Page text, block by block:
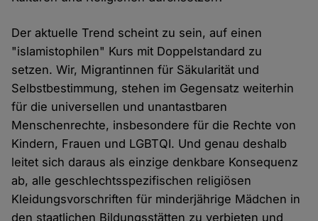
Der aktuelle Trend scheint zu sein, auf einen
"islamistophilen" Kurs mit Doppelstandard zu
setzen. Wir, Migrantinnen für Säkularität und
Selbstbestimmung, stehen im Gegensatz weiterhin
für die universellen und unantastbaren
Menschenrechte, insbesondere für die Rechte von
Kindern, Frauen und LGBTQI. Und genau deshalb
leitet sich daraus als einzige denkbare Konsequenz
ab, alle geschlechtsspezifischen religiösen
Kleidungsvorschriften für minderjährige Mädchen in
den staatlichen Bildungsstätten zu verbieten und